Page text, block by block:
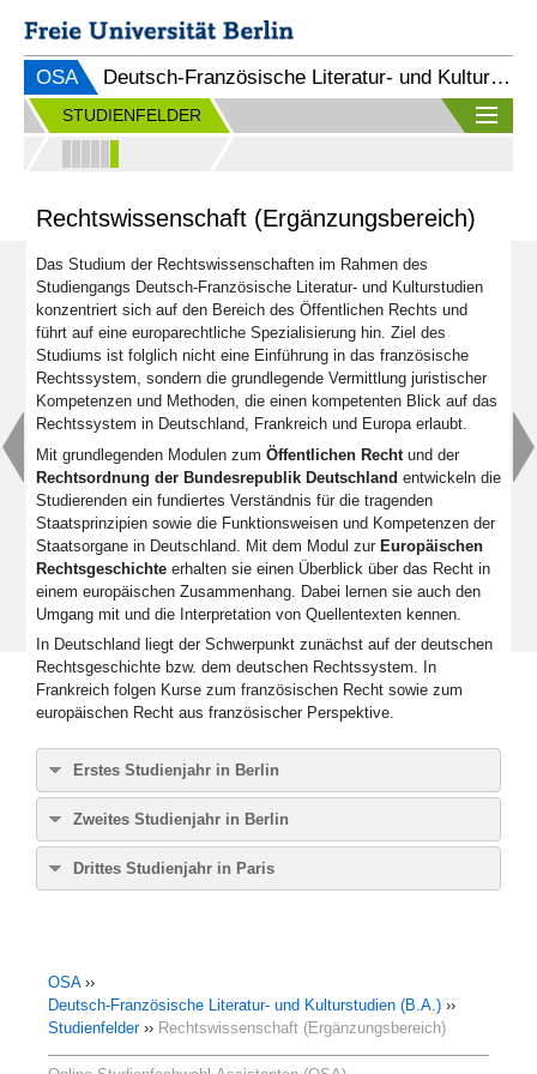
OSA Deutsch-Französische Literatur- und Kulturstudien (B.A.)
STUDIENFELDER
Rechtswissenschaft (Ergänzungsbereich)
Das Studium der Rechtswissenschaften im Rahmen des
Studiengangs Deutsch-Französische Literatur- und Kulturstudien
konzentriert sich auf den Bereich des Öffentlichen Rechts und
führt auf eine europarechtliche Spezialisierung hin. Ziel des
Studiums ist folglich nicht eine Einführung in das französische
Rechtssystem, sondern die grundlegende Vermittlung juristischer
Kompetenzen und Methoden, die einen kompetenten Blick auf das
Rechtssystem in Deutschland, Frankreich und Europa erlaubt.
Mit grundlegenden Modulen zum Öffentlichen Recht und der
Rechtsordnung der Bundesrepublik Deutschland entwickeln die
Studierenden ein fundiertes Verständnis für die tragenden
Staatsprinzipien sowie die Funktionsweisen und Kompetenzen der
Staatsorgane in Deutschland. Mit dem Modul zur Europäischen
Rechtsgeschichte erhalten sie einen Überblick über das Recht in
einem europäischen Zusammenhang. Dabei lernen sie auch den
Umgang mit und die Interpretation von Quellentexten kennen.
In Deutschland liegt der Schwerpunkt zunächst auf der deutschen
Rechtsgeschichte bzw. dem deutschen Rechtssystem. In
Frankreich folgen Kurse zum französischen Recht sowie zum
europäischen Recht aus französischer Perspektive.
Erstes Studienjahr in Berlin
Im ersten Studienjahr bekommen Sie in dem Modul
Einführung in das Öffentliche Rechteinen ersten Einblick in
das deutsche Rechtssystem. In diesem Modul wird eine
Zweites Studienjahr in Berlin
Im zweiten Studienjahr werden die Kenntnisse der
Rechtswissenschaft in zwei Modulen vertieft.
in die Europäische Rechtsgeschichte mit besonderem
Schwerpunkt auf dem römischen Recht und der deutschen
Rechts- und Verfassungsgeschichte. In denÜbungen
beschäftigen Sie sich mit Quellentexten und lernen, sich
Drittes Studienjahr in Paris
Öffentlichen Recht
Kulturrecht. Damit wird im Ergänzungsbereich
Rechtswissenschaft auch eine eher praxisorientierte
Perspektiveeingenommen, die vorbereitend für Tätigkeiten im
OSA››
Deutsch-Französische Literatur- und Kulturstudien (B.A.) ››
Studienfelder›› Rechtswissenschaft (Ergänzungsbereich)